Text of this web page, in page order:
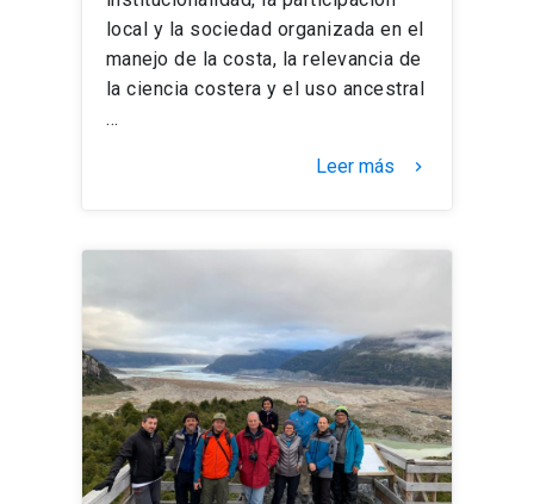
local y la sociedad organizada en el
manejo de la costa, la relevancia de
la ciencia costera y el uso ancestral
…
Leer más keyboard_arrow_right